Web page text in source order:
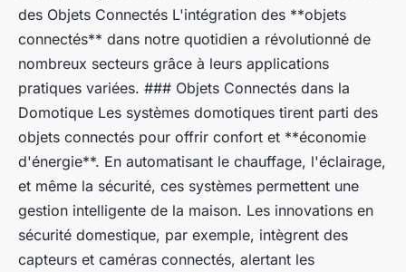
des Objets Connectés L'intégration des **objets
connectés** dans notre quotidien a révolutionné de
nombreux secteurs grâce à leurs applications
pratiques variées. ### Objets Connectés dans la
Domotique Les systèmes domotiques tirent parti des
objets connectés pour offrir confort et **économie
d'énergie**. En automatisant le chauffage, l'éclairage,
et même la sécurité, ces systèmes permettent une
gestion intelligente de la maison. Les innovations en
sécurité domestique, par exemple, intègrent des
capteurs et caméras connectés, alertant les